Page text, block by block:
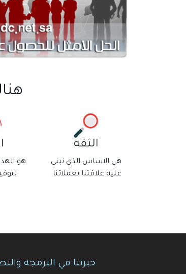
الثقه
هي الاساس الذي نبني
عليه علاقتنا بعملائنا.
هو
خبرتنا في البرمجة